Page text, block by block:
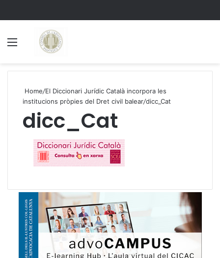
Home/El Diccionari Jurídic Català incorpora les
institucions pròpies del Dret civil balear/dicc_Cat
dicc_Cat